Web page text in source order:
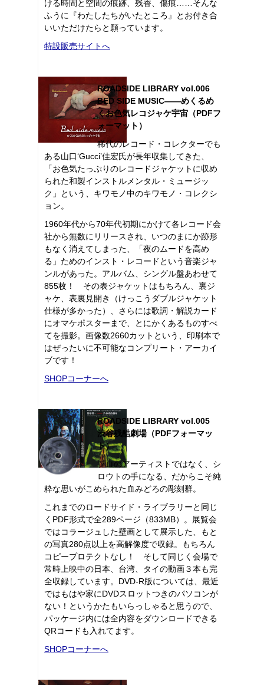
ける時間と空間の痕跡、残香、傷痕……そんな
ふうに『わたしたちがいたところ』とお付き合
いいただけたらと願っています。
特設販売サイトへ
ROADSIDE LIBRARY vol.006
BED SIDE MUSIC――めくるめ
くお色気レコジャケ宇宙（PDFフ
ォーマット）
稀代のレコード・コレクターでも
ある山口‘Gucci’佳宏氏が長年収集してきた、
「お色気たっぷりのレコードジャケットに収め
られた和製インストルメンタル・ミュージッ
ク」という、キワモノ中のキワモノ・コレクシ
ョン。
1960年代から70年代初期にかけて各レコード会
社から無数にリリースされ、いつのまにか跡形
もなく消えてしまった、「夜のムードを高め
る」ためのインスト・レコードという音楽ジャ
ンルがあった。アルバム、シングル盤あわせて
855枚！ その表ジャケットはもちろん、裏ジ
ャケ、表裏見開き（けっこうダブルジャケット
仕様が多かった）、さらには歌詞・解説カード
にオマケポスターまで、とにかくあるものすべ
てを撮影。画像数2660カットという、印刷本で
はぜったいに不可能なコンプリート・アーカイ
ブです！
SHOPコーナーへ
ROADSIDE LIBRARY vol.005
渋谷残酷劇場（PDFフォーマッ
ト）
プロのアーティストではなく、シ
ロウトの手になる、だからこそ純
粋な思いがこめられた血みどろの彫刻群。
これまでのロードサイド・ライブラリーと同じ
くPDF形式で全289ページ（833MB）。展覧会
ではコラージュした壁画として展示した、もと
の写真280点以上を高解像度で収録。もちろん
コピープロテクトなし！ そして同じく会場で
常時上映中の日本、台湾、タイの動画３本も完
全収録しています。DVD-R版については、最近
ではもはや家にDVDスロットつきのパソコンが
ない！というかたもいらっしゃると思うので、
パッケージ内には全内容をダウンロードできる
QRコードも入れてます。
SHOPコーナーへ